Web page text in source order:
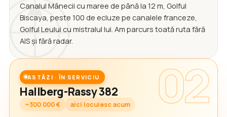
Canalul Mânecii cu maree de până la 12 m, Golful
Biscaya, peste 100 de ecluze pe canalele franceze,
Golful Leului cu mistralul lui. Am parcurs toată ruta fără
AIS și fără radar.
02
ASTĂZI · ÎN SERVICIU
Hallberg-Rassy 382
~300 000 € aici locuiesc acum